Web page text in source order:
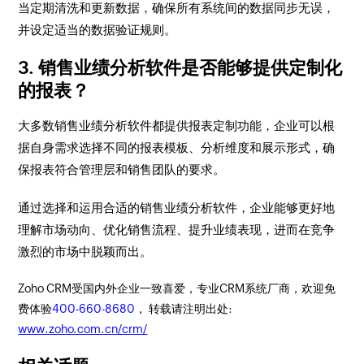
当定期清洗和更新数据，确保所有系统间的数据同步无误，
并设定适当的数据验证规则。
3. 销售业绩分析软件是否能够提供定制化
的报表？
大多数销售业绩分析软件都提供报表定制功能，企业可以根
据自身需求选择不同的报表模板、分析维度和展示形式，确
保报表符合管理层和销售团队的要求。
通过选择和运用合适的销售业绩分析软件，企业能够更好地
理解市场动向、优化销售流程、提升业绩表现，进而在竞争
激烈的市场中脱颖而出。
Zoho CRM受国内外企业一致喜爱，专业CRM系统厂商，欢迎免
费体验400-660-8680 ， 转载请注明出处:
www.zoho.com.cn/crm/